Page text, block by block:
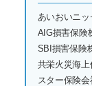
あいおいニ
AIG損害保険
SBI損害保険
共栄火災海
スター保険会